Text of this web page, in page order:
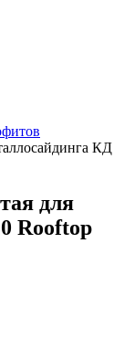
КД
для
Rooftop